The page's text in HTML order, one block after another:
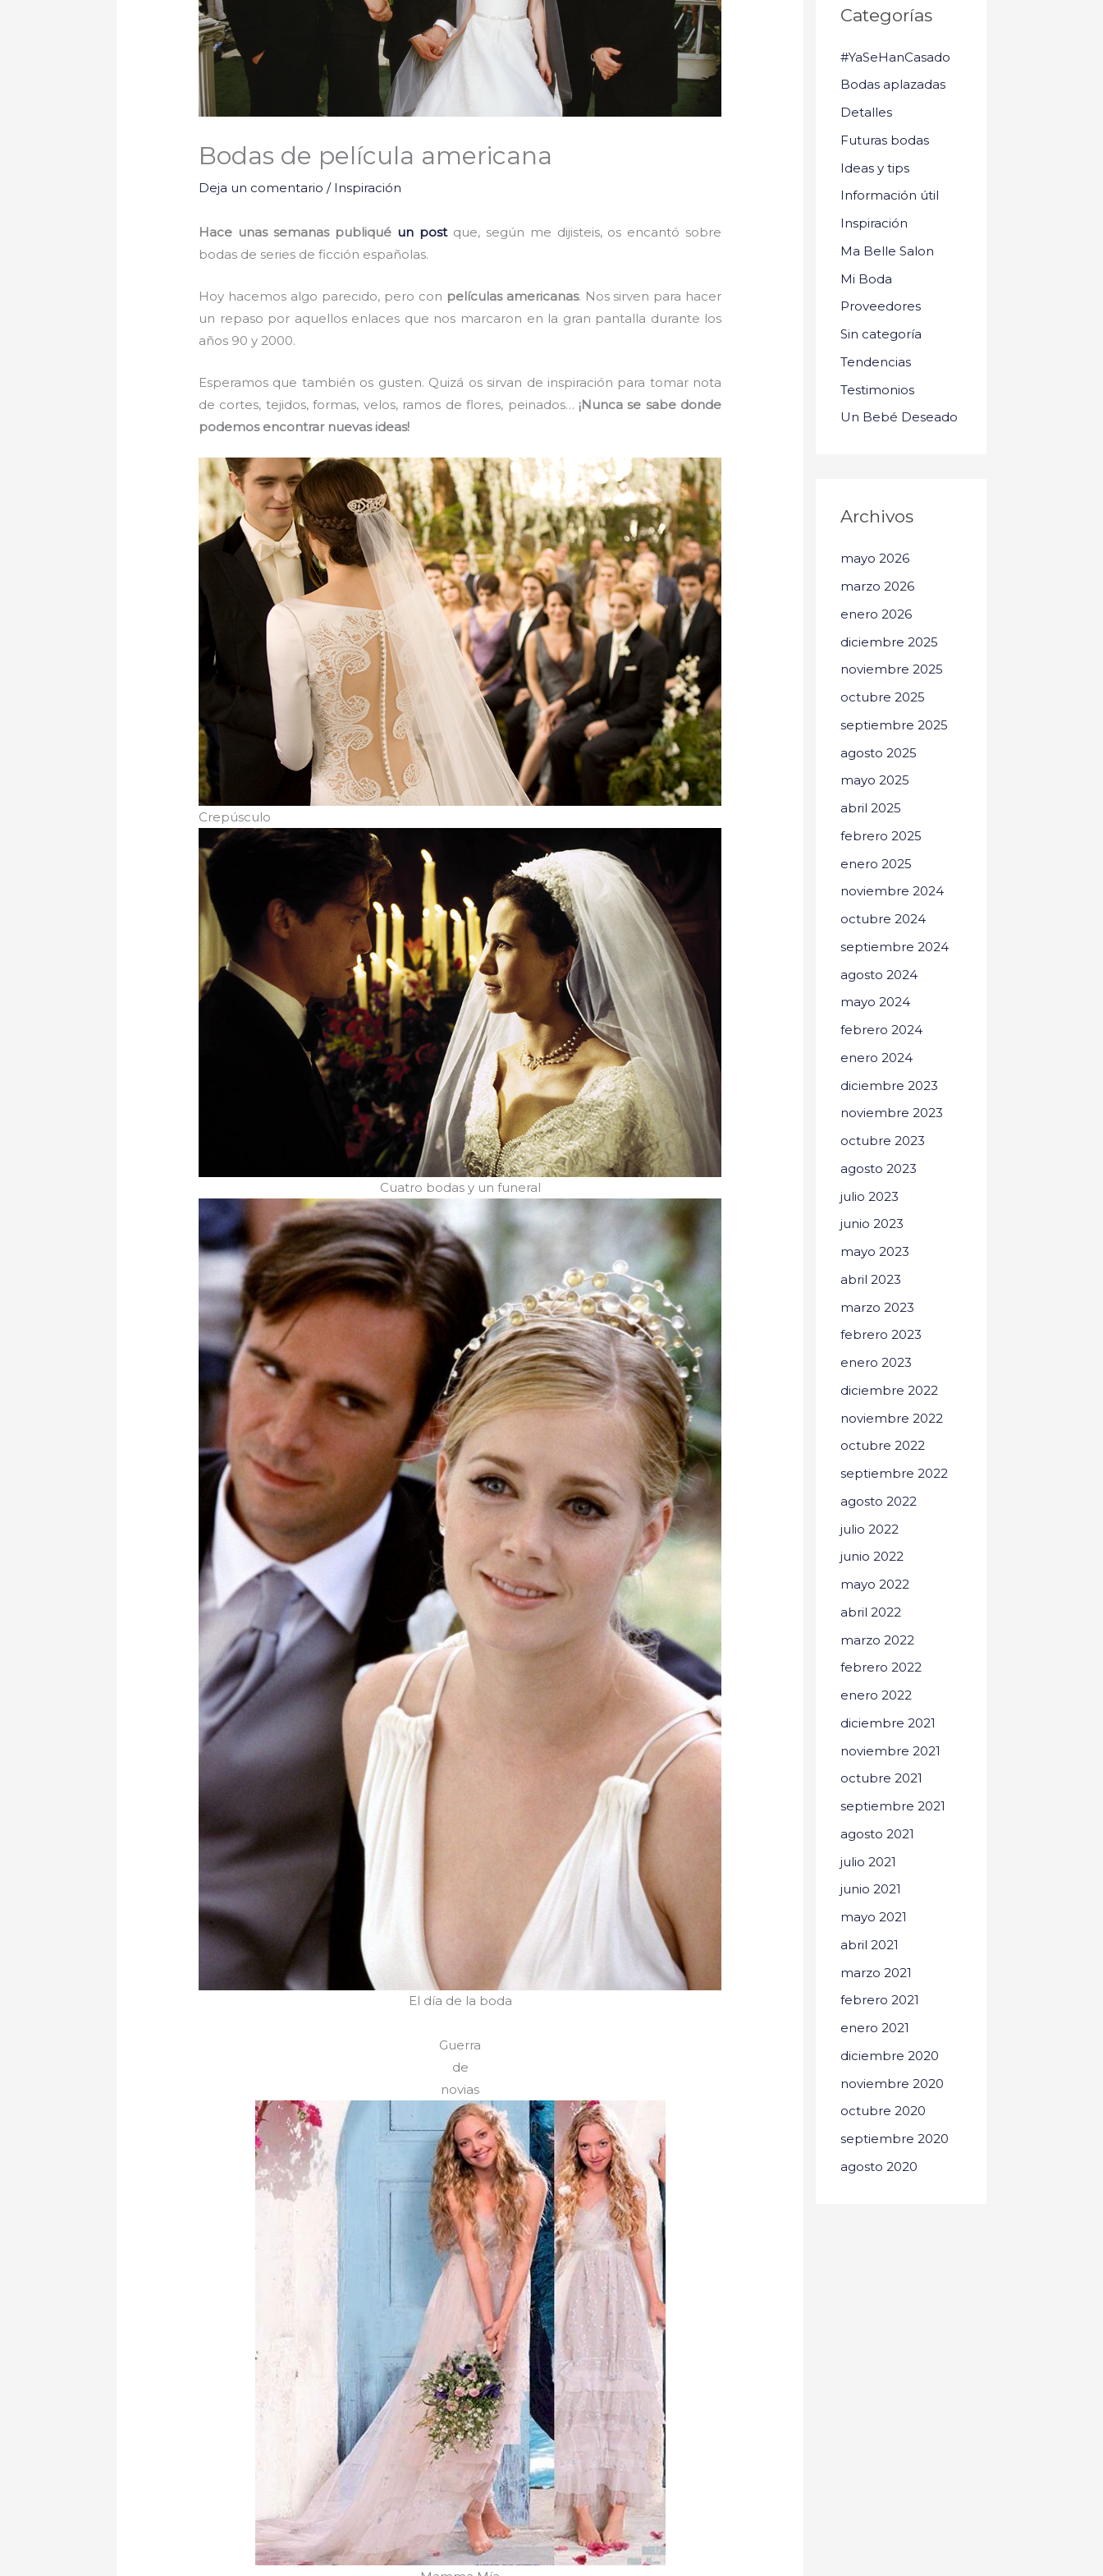
Bodas de película americana
Deja un comentario / Inspiración
Hace unas semanas publiqué un post que, según me dijisteis, os encantó sobre
bodas de series de ficción españolas.
Hoy hacemos algo parecido, pero con películas americanas. Nos sirven para hacer
un repaso por aquellos enlaces que nos marcaron en la gran pantalla durante los
años 90 y 2000.
Esperamos que también os gusten. Quizá os sirvan de inspiración para tomar nota
de cortes, tejidos, formas, velos, ramos de flores, peinados… ¡Nunca se sabe donde
podemos encontrar nuevas ideas!
Crepúsculo
Cuatro bodas y un funeral
El día de la boda
Guerra
de
novias
Categorías
#YaSeHanCasado
Bodas aplazadas
Detalles
Futuras bodas
Ideas y tips
Información útil
Inspiración
Ma Belle Salon
Mi Boda
Proveedores
Sin categoría
Tendencias
Testimonios
Un Bebé Deseado
Archivos
mayo 2026
marzo 2026
enero 2026
diciembre 2025
noviembre 2025
octubre 2025
septiembre 2025
agosto 2025
mayo 2025
abril 2025
febrero 2025
enero 2025
noviembre 2024
octubre 2024
septiembre 2024
agosto 2024
mayo 2024
febrero 2024
enero 2024
diciembre 2023
noviembre 2023
octubre 2023
agosto 2023
julio 2023
junio 2023
mayo 2023
abril 2023
marzo 2023
febrero 2023
enero 2023
diciembre 2022
noviembre 2022
octubre 2022
septiembre 2022
agosto 2022
julio 2022
junio 2022
mayo 2022
abril 2022
marzo 2022
febrero 2022
enero 2022
diciembre 2021
noviembre 2021
octubre 2021
septiembre 2021
agosto 2021
julio 2021
junio 2021
mayo 2021
abril 2021
marzo 2021
febrero 2021
enero 2021
diciembre 2020
noviembre 2020
octubre 2020
septiembre 2020
agosto 2020